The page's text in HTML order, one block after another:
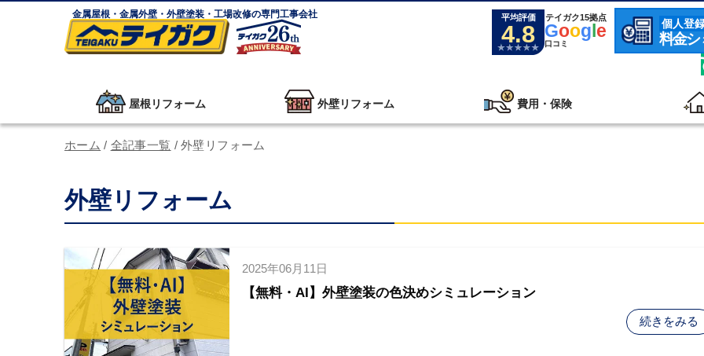
金属屋根・金属外壁・外壁塗装・工場改修の専門工事会社 平均評価
4.8
テイガク15拠点
Google
口コミ
個人登
料金シ
屋根リフォーム 外壁リフォーム 費用・保険
ホーム / 全記事一覧 / 外壁リフォーム
外壁リフォーム
2025年06月11日
【無料・AI】外壁塗装の色決めシミュレーション
続きをみる